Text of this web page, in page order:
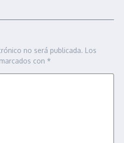
no será publicada. Los
con *